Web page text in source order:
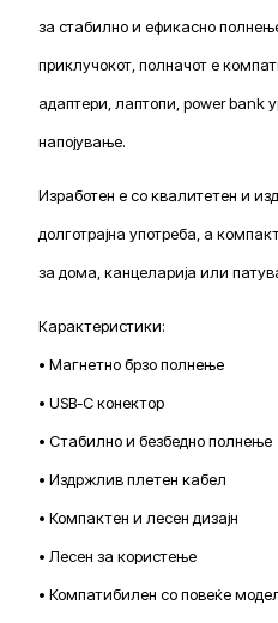
за стабилно и ефикасно
приклучокот, полначот е
адаптери, лаптопи, power bank
напојување.
Изработен е со квалитетен и
долготрајна употреба, а
за дома, канцеларија или
Карактеристики:
• Магнетно брзо полнење
• USB-C конектор
• Стабилно и безбедно полнење
• Издржлив плетен кабел
• Компактен и лесен дизајн
• Лесен за користење
• Компатибилен со повеќе